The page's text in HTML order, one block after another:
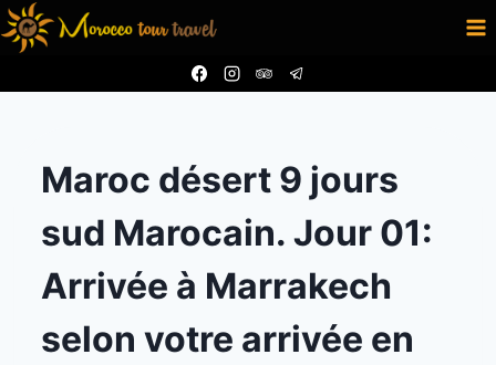
Aller
au
Maroc désert 9 jours
sud Marocain. Jour 01:
Arrivée à Marrakech
selon votre arrivée en